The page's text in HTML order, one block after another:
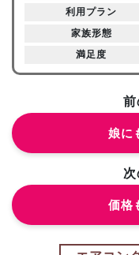
利用プラン
家族形態
満足度
前
娘に
価格